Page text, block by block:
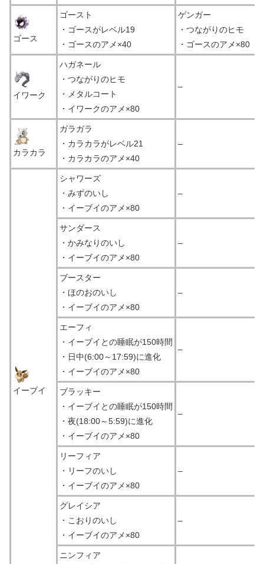
ゴース
ゴースト
・ゴースがレベル19
・ゴースのアメ×40
ゲンガー
・つながりのヒモ
・ゴースのアメ×80
イワーク
ハガネール
・つながりのヒモ
・メタルコート
・イワークのアメ×80
–
カラカラ
ガラガラ
・カラカラがレベル21
・カラカラのアメ×40
–
イーブイ
シャワーズ
・みずのいし
・イーブイのアメ×80
–
サンダース
・かみなりのいし
・イーブイのアメ×80
–
ブースター
・ほのおのいし
・イーブイのアメ×80
–
エーフィ
・イーブイとの睡眠が150時間
・日中(6:00～17:59)に進化
・イーブイのアメ×80
–
ブラッキー
・イーブイとの睡眠が150時間
・夜(18:00～5:59)に進化
・イーブイのアメ×80
–
リーフィア
・リーフのいし
・イーブイのアメ×80
–
グレイシア
・こおりのいし
・イーブイのアメ×80
–
ニンフィア